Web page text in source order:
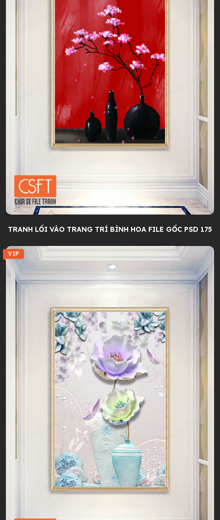
TRANH LỐI VÀO TRANG TRÍ BÌNH HOA FILE GỐC PSD 175
VIP